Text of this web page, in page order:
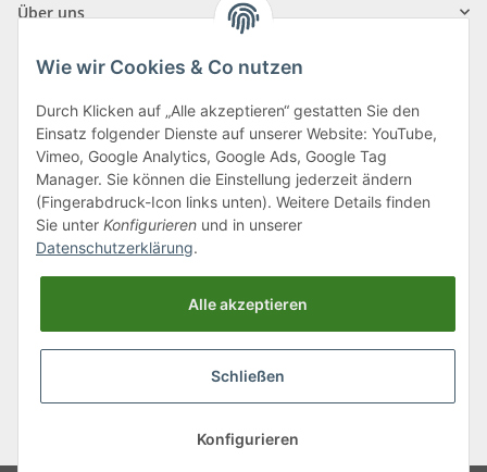
Über uns
Klagenfurter Straße 29
9556 Liebenfels
Montag bis Donnerstag: 8:00 bis 16:30 Uhr
Freitag: 8:00 bis 12:00 Uhr
Tel.:0043 (0) 4262 50900
office@cncshop.at
* Alle Preise inkl. gesetzlicher USt., zzgl.Versand, zzgl.
Wie wir Cookies & Co nutzen
Durch Klicken auf „Alle akzeptieren“ gestatten Sie den
Einsatz folgender Dienste auf unserer Website: YouTube,
Vimeo, Google Analytics, Google Ads, Google Tag
Manager. Sie können die Einstellung jederzeit ändern
(Fingerabdruck-Icon links unten). Weitere Details finden
Sie unter Konfigurieren und in unserer
Datenschutzerklärung.
Alle akzeptieren
Schließen
Konfigurieren